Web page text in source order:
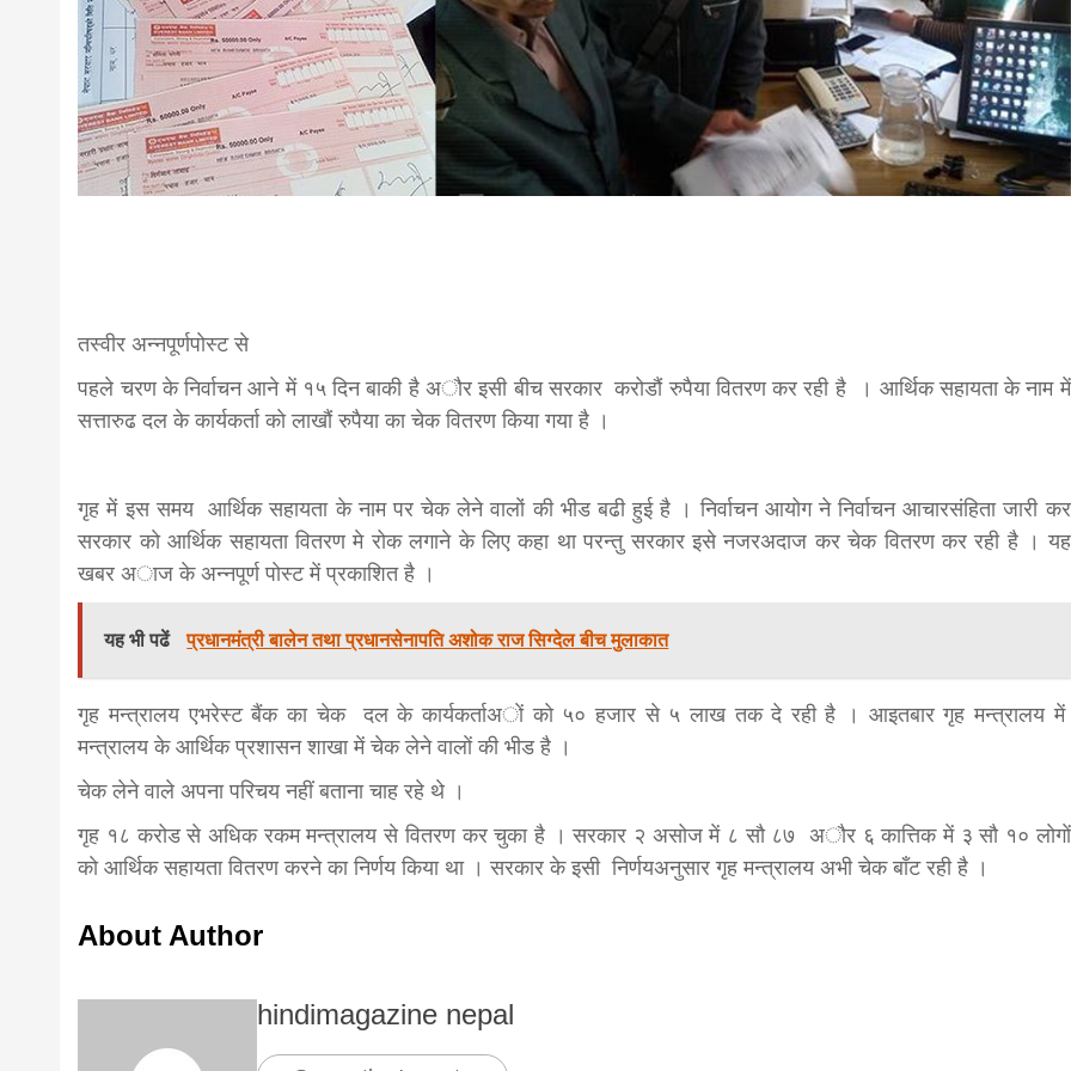
news,loan,bank
news, madhesh
तस्वीर अन्नपूर्णपाेस्ट से
पहले चरण के निर्वाचन आने में १५ दिन बाकी है अाैर इसी बीच सरकार करोडौं रुपैया वितरण कर रही है । आर्थिक सहायता के नाम में
सत्तारुढ दल के कार्यकर्ता काे लाखौं रुपैया का चेक वितरण किया गया है ।
गृह में इस समय आर्थिक सहायता के नाम पर चेक लेने वालाे‌ं की भीड बढी हुई है । निर्वाचन आयोग ने निर्वाचन आचारसंहिता जारी कर
सरकार काे आर्थिक सहायता वितरण मे‌ रोक लगाने के लिए कहा था परन्तु सरकार इसे नजरअ‌दाज कर चेक वितरण कर रही है । यह
खबर अाज के अन्नपूर्ण पाेस्ट में प्रकाशित है ।
यह भी पढें प्रधानमंत्री बालेन तथा प्रधानसेनापति अशोक राज सिग्देल बीच मुलाकात
गृह मन्त्रालय एभरेस्ट बैंक का चेक दल के कार्यकर्ताअाें काे ५० हजार से ५ लाख तक दे रही है । आइतबार गृह मन्त्रालय में
मन्त्रालय के आर्थिक प्रशासन शाखा में चेक लेने वालाें की भीड है ।
चेक लेने वाले अपना परिचय नहीं बताना चाह रहे थे ।
गृह १८ करोड से अधिक रकम मन्त्रालय से वितरण कर चुका है । सरकार २ असोज में ८ साै ८७ अाैर ६ कात्तिक में ३ साै १० लाेगाें
काे आर्थिक सहायता वितरण करने का निर्णय किया था । सरकार के इसी निर्णयअनुसार गृह मन्त्रालय अभी चेक बाँट रही है ।
About Author
hindimagazine nepal
6 months ago
काठमांडू, फागुन ४ – चितवन क्षेत्र नम्बर ३ में प्रतिनिधिसभा
सदस्य के रूप में अपनी उम्मीदवारी दे चुकी रेणु दाहाल ने कहा है